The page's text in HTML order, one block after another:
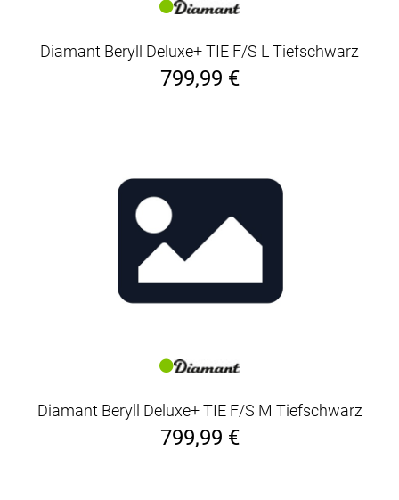
Diamant Beryll Deluxe+ TIE F/S L Tiefschwarz
799,99 €
Diamant Beryll Deluxe+ TIE F/S M Tiefschwarz
799,99 €